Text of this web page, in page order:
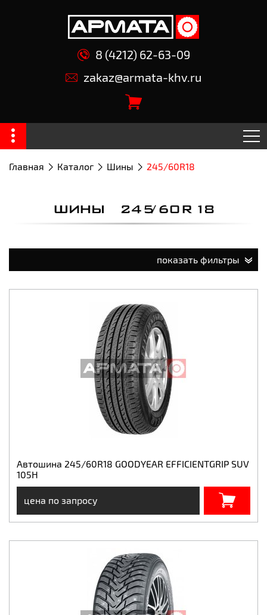
8 (4212) 62-63-09
zakaz@armata-khv.ru
Главная Каталог Шины 245/60R18
ШИНЫ 245/60R18
показать фильтры
Автошина 245/60R18 GOODYEAR EFFICIENTGRIP SUV
105H
цена по запросу